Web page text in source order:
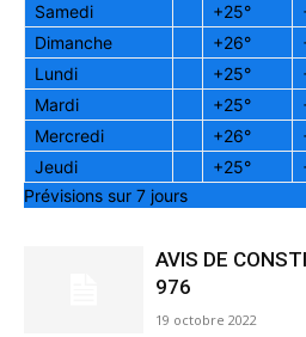
Samedi
+25°
Dimanche
+26°
Lundi
+25°
Mardi
+25°
Mercredi
+26°
Jeudi
+25°
Prévisions sur 7 jours
AVIS DE
976
19 octobre 2022